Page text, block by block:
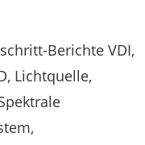
Berichte VDI,
Lichtquelle,